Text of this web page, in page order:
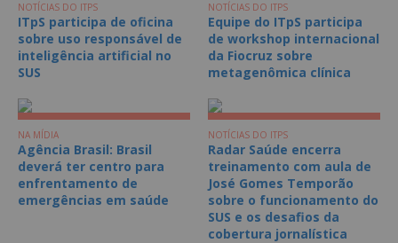
NOTÍCIAS DO ITPS
ITpS participa de oficina
sobre uso responsável de
inteligência artificial no
SUS
NOTÍCIAS DO ITPS
Equipe do ITpS participa
de workshop internacional
da Fiocruz sobre
metagenômica clínica
NA MÍDIA
Agência Brasil: Brasil
deverá ter centro para
enfrentamento de
emergências em saúde
NOTÍCIAS DO ITPS
Radar Saúde encerra
treinamento com aula de
José Gomes Temporão
sobre o funcionamento do
SUS e os desafios da
cobertura jornalística